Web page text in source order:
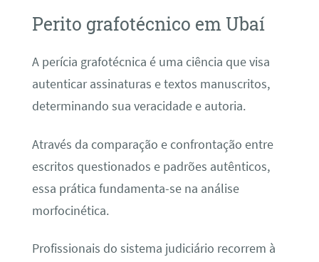
Perito grafotécnico em Ubaí
A perícia grafotécnica é uma ciência que visa
autenticar assinaturas e textos manuscritos,
determinando sua veracidade e autoria.
Através da comparação e confrontação entre
escritos questionados e padrões autênticos,
essa prática fundamenta-se na análise
morfocinética.
Profissionais do sistema judiciário recorrem à